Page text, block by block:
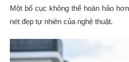
Một bố cục không thể hoàn hảo
nét đẹp tự nhiên của nghệ thuật.